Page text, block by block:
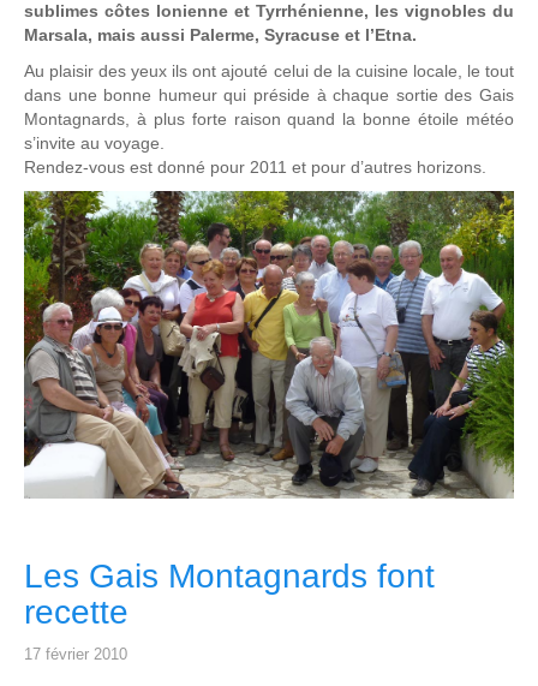
sublimes côtes Ionienne et Tyrrhénienne, les vignobles du
Marsala, mais aussi Palerme, Syracuse et l’Etna.
Au plaisir des yeux ils ont ajouté celui de la cuisine locale, le tout
dans une bonne humeur qui préside à chaque sortie des Gais
Montagnards, à plus forte raison quand la bonne étoile météo
s’invite au voyage.
Rendez-vous est donné pour 2011 et pour d’autres horizons.
Les Gais Montagnards font
recette
17 février 2010